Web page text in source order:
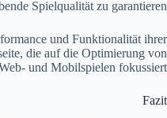
Spielqualität zu garantieren.
und Funktionalität ihrer
die auf die Optimierung von
und Mobilspielen fokussiert.
Fazit